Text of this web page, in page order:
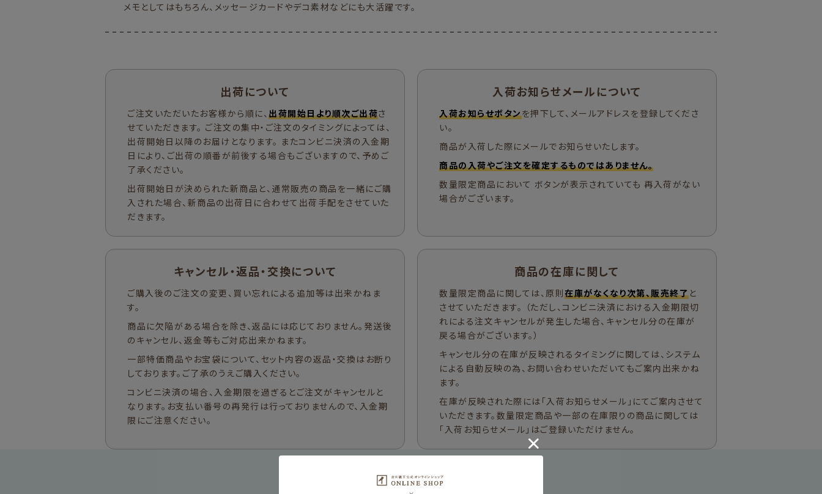
メモとしてはもちろん、メッセージカードやデコ素材などにも大活躍です。
出荷について
ご注文いただいたお客様から順に、出荷開始日より順次ご出荷さ
せていただきます。 ご注文の集中・ご注文のタイミングによっては、
出荷開始日以降のお届けとなります。 またコンビニ決済の入金期
日により、ご出荷の順番が前後する場合もございますので、予めご
了承ください。
出荷開始日が決められた新商品と、通常販売の商品を一緒にご購
入された場合、新商品の出荷日に合わせて出荷手配をさせていた
だきます。
入荷お知らせメールについて
入荷お知らせボタンを押下して、メールアドレスを登録してくださ
い。
商品が入荷した際にメールでお知らせいたします。
商品の入荷やご注文を確定するものではありません。
数量限定商品において ボタンが表示されていても 再入荷がない
場合がございます。
キャンセル・返品・交換について
ご購入後のご注文の変更、買い忘れによる追加等は出来かねま
す。
商品に欠陥がある場合を除き、返品には応じておりません。発送後
のキャンセル、返金等もご対応出来かねます。
一部特価商品やお宝袋について、セット内容の返品・交換はお断り
しております。ご了承のうえご購入ください。
コンビニ決済の場合、入金期限を過ぎるとご注文がキャンセルと
なります。お支払い番号の再発行は行っておりませんので、入金期
限にご注意ください。
商品の在庫に関して
数量限定商品に関しては、原則在庫がなくなり次第、販売終了と
させていただきます。 （ただし、コンビニ決済における入金期限切
れによる注文キャンセルが発生した場合、キャンセル分の在庫が
戻る場合がございます。）
キャンセル分の在庫が反映されるタイミングに関しては、システム
による自動反映の為、お問い合わせいただいてもご案内出来かね
ます。
在庫が反映された際には「入荷お知らせメール」にてご案内させて
いただきます。数量限定商品や一部の在庫限りの商品に関しては
「入荷お知らせメール」はご登録いただけません。